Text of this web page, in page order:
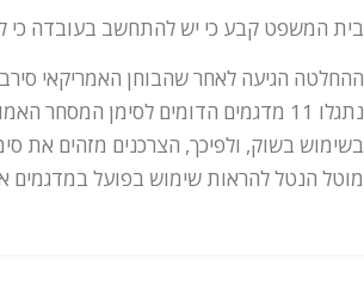
בית המשפט קבע כי יש להתחשב בעובדה כי
ההחלטה הגיעה לאחר שהבוחן האמריקאי
בשימוש בשוק, ולפיכך, הצרכנים מזהים את
מוטל הנטל להראות שימוש בפועל במדגמים